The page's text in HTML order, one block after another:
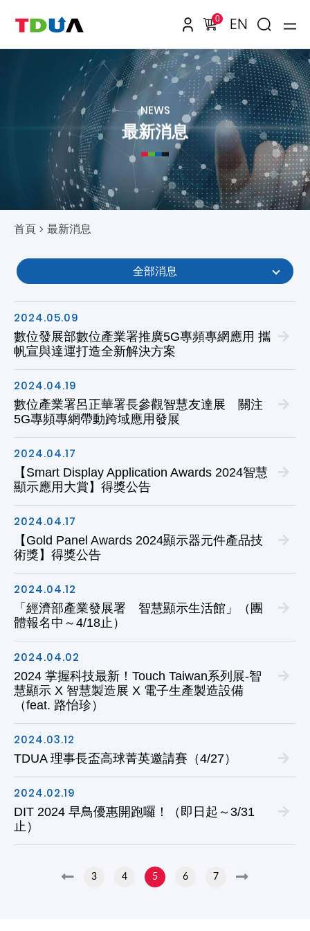
0 EN
NEWS
最新消息
首頁 最新消息
全部消息
2024.05.09
數位發展部數位產業署推廣5G專頻專網應用 攜
帆宣與達運打造全新解決方案
2024.04.19
數位產業署呂正華署長參觀智慧友達展 關注
5G專頻專網帶動跨域應用發展
2024.04.17
【Smart Display Application Awards 2024智慧
顯示應用大賞】得獎公告
2024.04.17
【Gold Panel Awards 2024顯示器元件產品技
術獎】得獎公告
2024.04.12
「經濟部產業發展署 智慧顯示生活館」（團
體報名中～4/18止）
2024.04.02
2024 掌握科技最新！Touch Taiwan系列展-智
慧顯示 X 智慧製造展 X 電子生產製造設備
（feat. 路怡珍）
2024.03.12
TDUA 理事長盃高球菁英邀請賽（4/27）
2024.02.19
DIT 2024 早鳥優惠開跑囉！（即日起～3/31
止）
3 4 5 6 7